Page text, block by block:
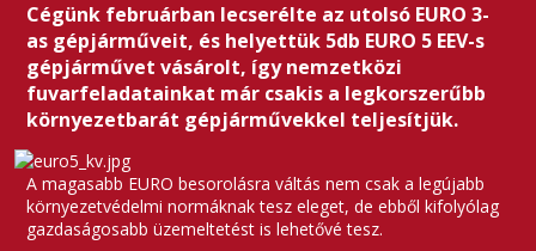
Cégünk februárban lecserélte az utolsó EURO 3-
as gépjárműveit, és helyettük 5db EURO 5 EEV-s
gépjárművet vásárolt, így nemzetközi
fuvarfeladatainkat már csakis a legkorszerűbb
környezetbarát gépjárművekkel teljesítjük.
A magasabb EURO besorolásra váltás nem csak a legújabb
környezetvédelmi normáknak tesz eleget, de ebből kifolyólag
gazdaságosabb üzemeltetést is lehetővé tesz.